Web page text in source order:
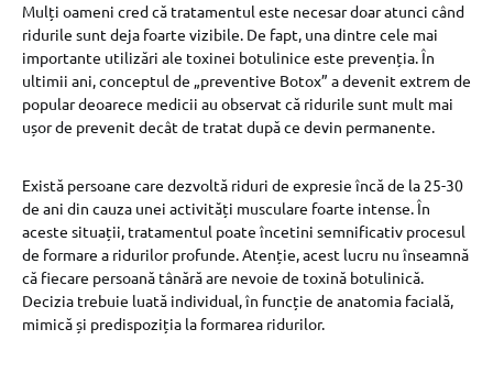
Mulți oameni cred că tratamentul este necesar doar atunci când
ridurile sunt deja foarte vizibile. De fapt, una dintre cele mai
importante utilizări ale toxinei botulinice este prevenția. În
ultimii ani, conceptul de „preventive Botox” a devenit extrem de
popular deoarece medicii au observat că ridurile sunt mult mai
ușor de prevenit decât de tratat după ce devin permanente.
Există persoane care dezvoltă riduri de expresie încă de la 25-30
de ani din cauza unei activități musculare foarte intense. În
aceste situații, tratamentul poate încetini semnificativ procesul
de formare a ridurilor profunde. Atenție, acest lucru nu înseamnă
că fiecare persoană tânără are nevoie de toxină botulinică.
Decizia trebuie luată individual, în funcție de anatomia facială,
mimică și predispoziția la formarea ridurilor.